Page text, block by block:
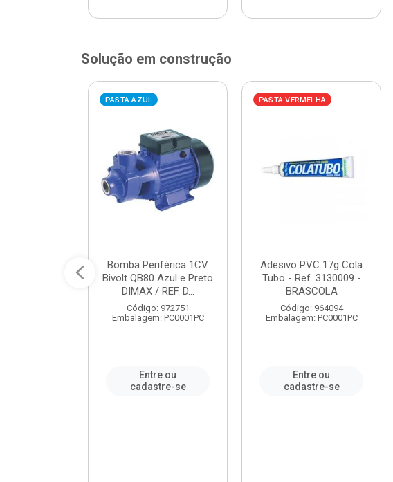
Solução em construção
PASTA AZUL
Bomba Periférica 1CV
Bivolt QB80 Azul e Preto
DIMAX / REF. D...
Código: 972751
Embalagem: PC0001PC
Entre ou
cadastre-se
PASTA VERMELHA
Adesivo PVC 17g Cola
Tubo - Ref. 3130009 -
BRASCOLA
Código: 964094
Embalagem: PC0001PC
Entre ou
cadastre-se